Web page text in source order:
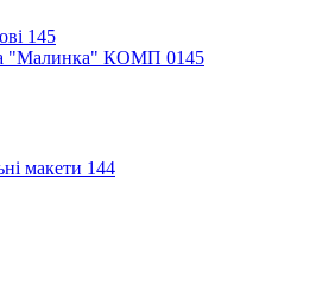
"Малинка" КОМП 0145